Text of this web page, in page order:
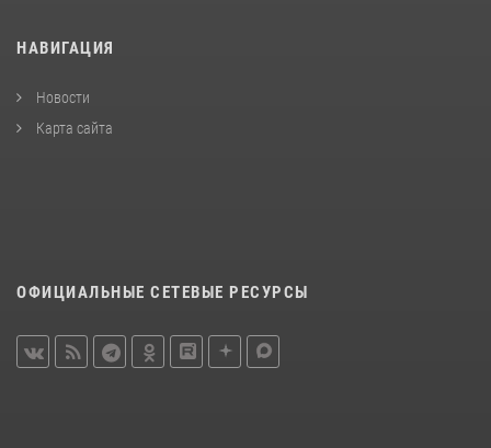
НАВИГАЦИЯ
Новости
Карта сайта
ОФИЦИАЛЬНЫЕ СЕТЕВЫЕ РЕСУРСЫ